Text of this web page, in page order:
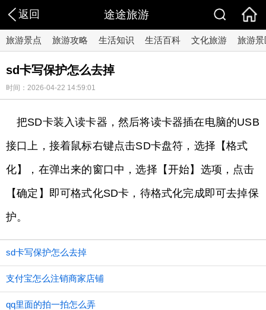
返回 途途旅游
旅游景点 旅游攻略 生活知识 生活百科 文化旅游 旅游景
sd卡写保护怎么去掉
时间：2026-04-22 14:59:01
把SD卡装入读卡器，然后将读卡器插在电脑的USB
接口上，接着鼠标右键点击SD卡盘符，选择【格式
化】，在弹出来的窗口中，选择【开始】选项，点击
【确定】即可格式化SD卡，待格式化完成即可去掉保
护。
sd卡写保护怎么去掉
支付宝怎么注销商家店铺
qq里面的拍一拍怎么弄